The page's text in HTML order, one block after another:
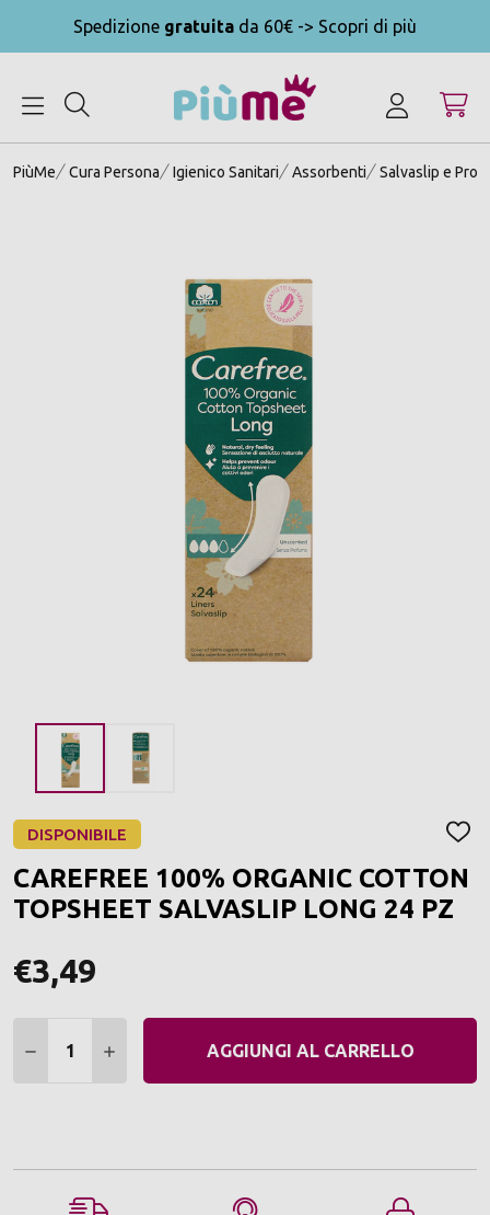
Spedizione gratuita da 60€ -> Scopri di più
PiùMe Cura Persona Igienico Sanitari Assorbenti Salvaslip e
DISPONIBILE
DEI
CAREFREE 100% ORGANIC COTTON
TOPSHEET SALVASLIP LONG 24 PZ
€3,49
DIMINUIRE QUANTITÀ:
AUMENTARE QUANTITÀ:
AGGIUNGI AL CARRELLO